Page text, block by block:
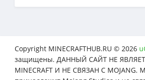
Copyright MINECRAFTHUB.RU © 2026
защищены. ДАННЫЙ САЙТ НЕ
MINECRAFT И НЕ СВЯЗАН С MOJANG.